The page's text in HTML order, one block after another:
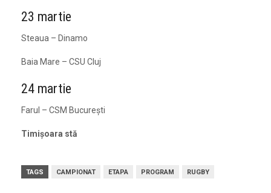
23 martie
Steaua – Dinamo
Baia Mare – CSU Cluj
24 martie
Farul – CSM Bucureşti
Timişoara stă
TAGS CAMPIONAT ETAPA PROGRAM RUGBY